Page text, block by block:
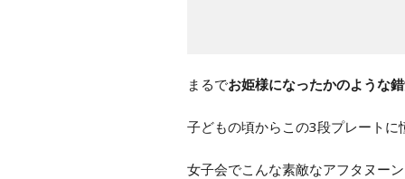
まるでお姫様になったかのような
子どもの頃からこの3段プレート
女子会でこんな素敵なアフタヌー